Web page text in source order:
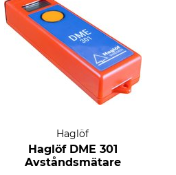
Haglöf
Haglöf DME 301
Avståndsmätare